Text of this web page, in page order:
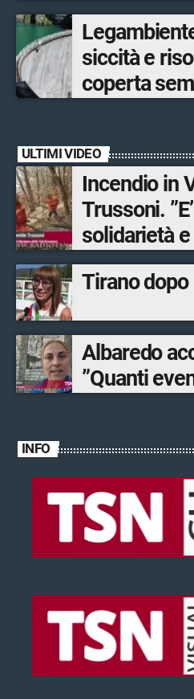
siccità e
coperta
ULTIMI VIDEO
Incendio in
Trussoni.
solidarietà
Tirano
Albaredo
”Quanti
INFO